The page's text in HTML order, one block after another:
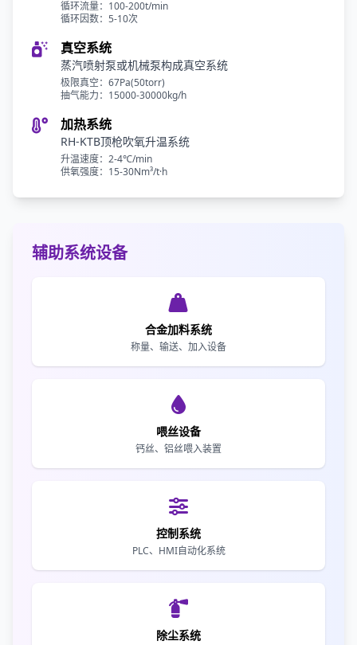
循环流量：100-200t/min
循环因数：5-10次
真空系统
蒸汽喷射泵或机械泵构成真空系统
极限真空：67Pa(50torr)
抽气能力：15000-30000kg/h
加热系统
RH-KTB顶枪吹氧升温系统
升温速度：2-4℃/min
供氧强度：15-30Nm³/t·h
辅助系统设备
合金加料系统
称量、输送、加入设备
喂丝设备
钙丝、铝丝喂入装置
控制系统
PLC、HMI自动化系统
除尘系统